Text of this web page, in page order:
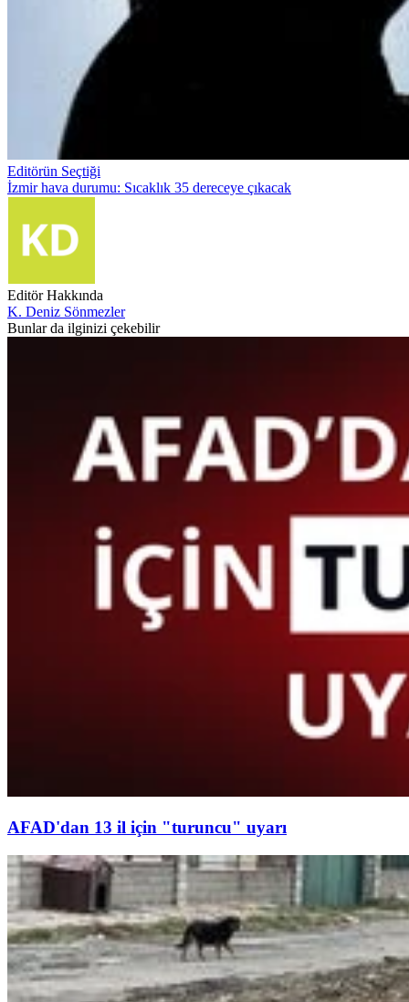
Editörün Seçtiği
İzmir hava durumu: Sıcaklık 35 dereceye çıkacak
Editör Hakkında
K. Deniz Sönmezler
Bunlar da ilginizi çekebilir
AFAD'dan 13 il için "turuncu" uyarı